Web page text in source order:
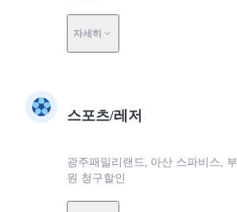
자세히
스포츠/레저
광주패밀리랜드, 아산 스파비스,
원 청구할인